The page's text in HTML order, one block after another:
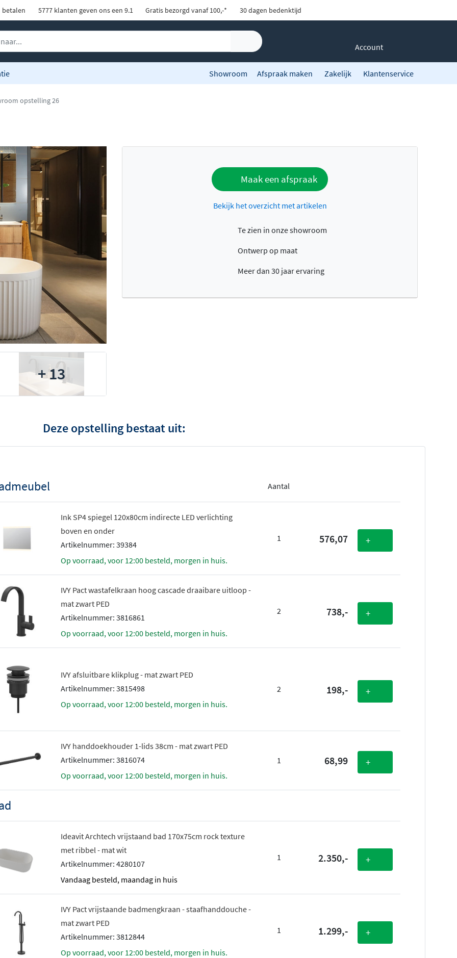
betalen 5777 klanten geven ons een 9.1 Gratis bezorgd vanaf 100,-* 30 dagen bedenktijd
Account
Showroom Afspraak maken Zakelijk Klantenservice
opstelling 26
+ 13
Maak een afspraak
Bekijk het overzicht met artikelen
Te zien in onze showroom
Ontwerp op maat
Meer dan 30 jaar ervaring
Deze opstelling bestaat uit:
Aantal
Ink SP4 spiegel 120x80cm indirecte LED verlichting
boven en onder
Artikelnummer: 39384
Op voorraad, voor 12:00 besteld, morgen in huis.
1 576,07 +
IVY Pact wastafelkraan hoog cascade draaibare uitloop -
mat zwart PED
Artikelnummer: 3816861
Op voorraad, voor 12:00 besteld, morgen in huis.
2 738,- +
IVY afsluitbare klikplug - mat zwart PED
Artikelnummer: 3815498
Op voorraad, voor 12:00 besteld, morgen in huis.
2 198,- +
IVY handdoekhouder 1-lids 38cm - mat zwart PED
Artikelnummer: 3816074
Op voorraad, voor 12:00 besteld, morgen in huis.
1 68,99 +
Ideavit Archtech vrijstaand bad 170x75cm rock texture
met ribbel - mat wit
Artikelnummer: 4280107
vandaag besteld, maandag in huis
1 2.350,- +
IVY Pact vrijstaande badmengkraan - staafhanddouche -
mat zwart PED
Artikelnummer: 3812844
Op voorraad, voor 12:00 besteld, morgen in huis.
1 1.299,- +